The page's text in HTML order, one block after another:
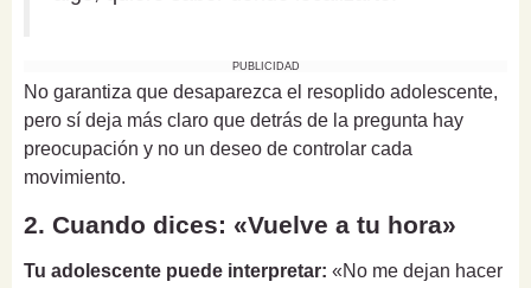
PUBLICIDAD
No garantiza que desaparezca el resoplido adolescente,
pero sí deja más claro que detrás de la pregunta hay
preocupación y no un deseo de controlar cada
movimiento.
2. Cuando dices: «Vuelve a tu hora»
Tu adolescente puede interpretar: «No me dejan hacer